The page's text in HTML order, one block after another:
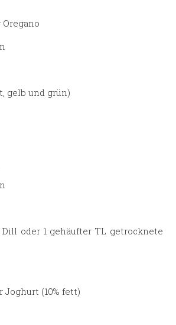
gelb und grün)
oder 1 gehäufter TL getrocknete
Joghurt (10% fett)